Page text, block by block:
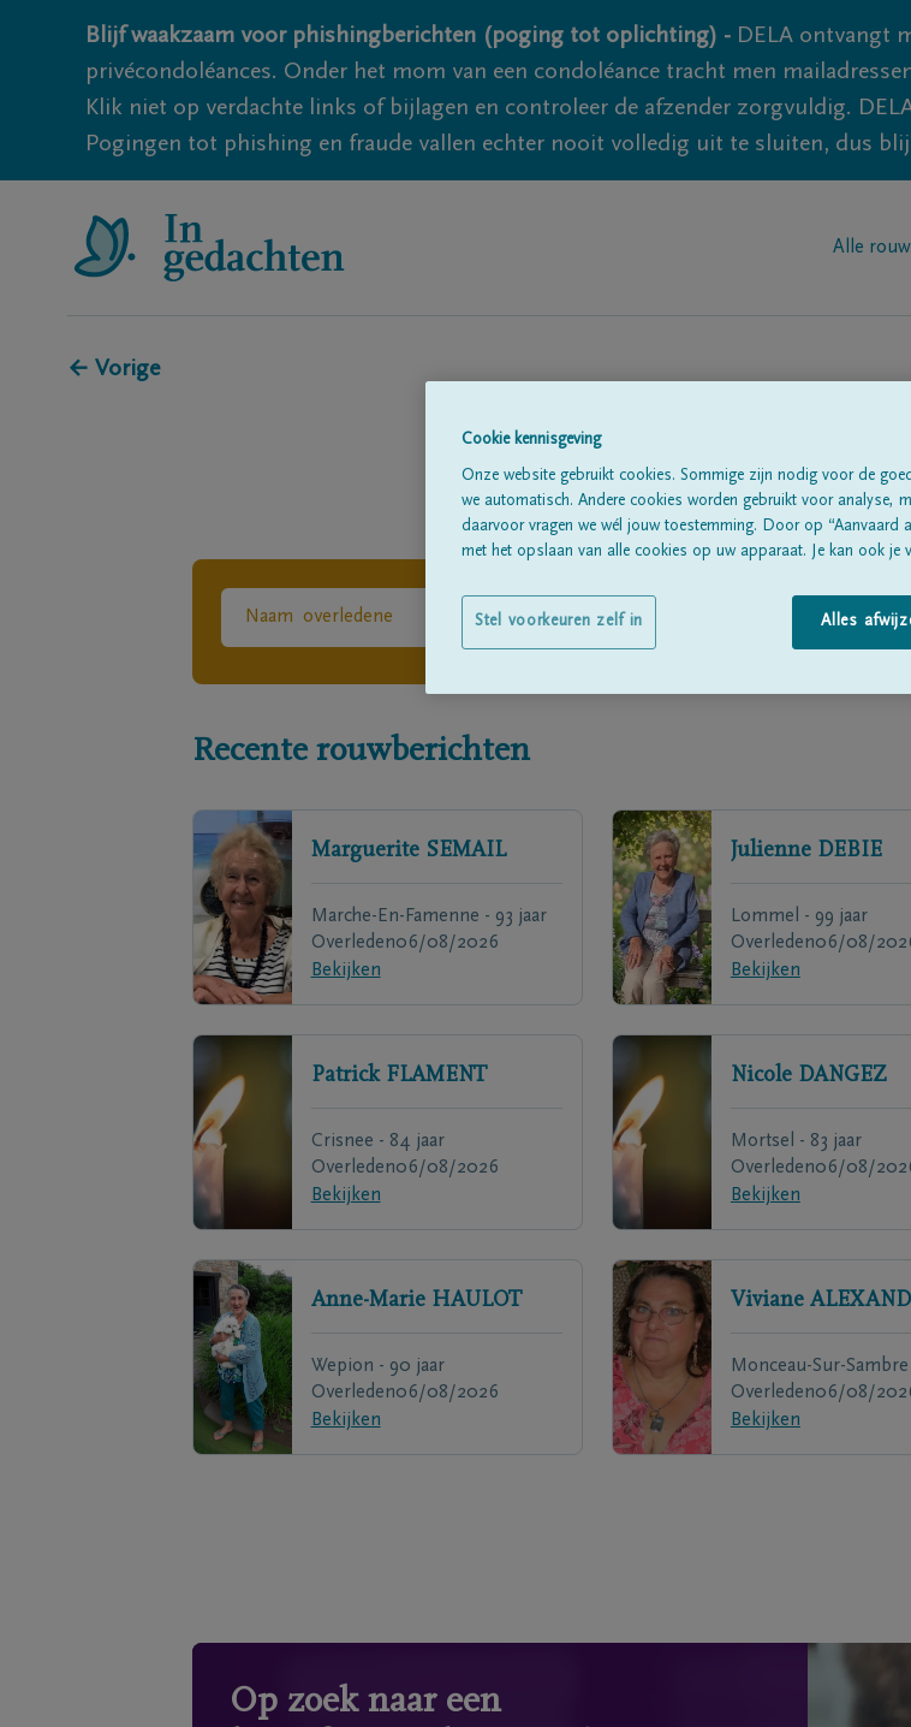
Blijf waakzaam voor phishingberichten (poging tot oplichting) - DELA ontvangt
privécondoléances. Onder het mom van een condoléance tracht men
Klik niet op verdachte links of bijlagen en controleer de afzender zorgvuldig.
Pogingen tot phishing en fraude vallen echter nooit volledig uit te sluiten, dus
Alle
← Vorige
Recente rouwberichten
Marguerite SEMAIL
Marche-En-Famenne - 93 jaar
Overleden06/08/2026
Bekijken
Julienne DEBIE
Lommel - 99 jaar
Overleden06/08/
Bekijken
Patrick FLAMENT
Crisnee - 84 jaar
Overleden06/08/2026
Bekijken
Nicole DANGEZ
Mortsel - 83 jaar
Overleden06/08/
Bekijken
Anne-Marie HAULOT
Wepion - 90 jaar
Overleden06/08/2026
Bekijken
Viviane
Monceau-Sur-
Overleden06/08/
Bekijken
Op zoek naar een
Cookie kennisgeving
Onze website gebruikt cookies. Sommige zijn nodig voor de
we automatisch. Andere cookies worden gebruikt voor analyse,
daarvoor vragen we wél jouw toestemming. Door op “Aanvaard
met het opslaan van alle cookies op uw apparaat. Je kan ook je
Alles
Stel voorkeuren zelf in